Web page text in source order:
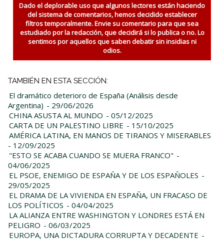
Dado el deplorable uso que algunos lectores están haciendo
del sistema de comentarios, hemos decidido establecer
filtros temporalmente. Envie su comentario para que sea
estudiado por la redacción, que decidirá si lo publica o no. Lo
sentimos por aquellos que saben debatir sin insidias ni
odios.
TAMBIÉN EN ESTA SECCIÓN:
El dramático deterioro de España (Análisis desde
Argentina) - 29/06/2026
CHINA ASUSTA AL MUNDO - 05/12/2025
CARTA DE UN PALESTINO LIBRE - 15/10/2025
AMÉRICA LATINA, EN MANOS DE TIRANOS Y MISERABLES
- 12/09/2025
"ESTO SE ACABA CUANDO SE MUERA FRANCO" -
04/06/2025
EL PSOE, ENEMIGO DE ESPAÑA Y DE LOS ESPAÑOLES -
29/05/2025
EL DRAMA DE LA VIVIENDA EN ESPAÑA, UN FRACASO DE
LOS POLÍTICOS - 04/04/2025
LA ALIANZA ENTRE WASHINGTON Y LONDRES ESTÁ EN
PELIGRO - 06/03/2025
EUROPA, UNA DICTADURA CORRUPTA Y DECADENTE -